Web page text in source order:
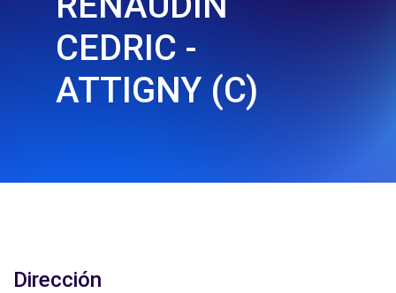
CEDRIC -
ATTIGNY (C)
Dirección